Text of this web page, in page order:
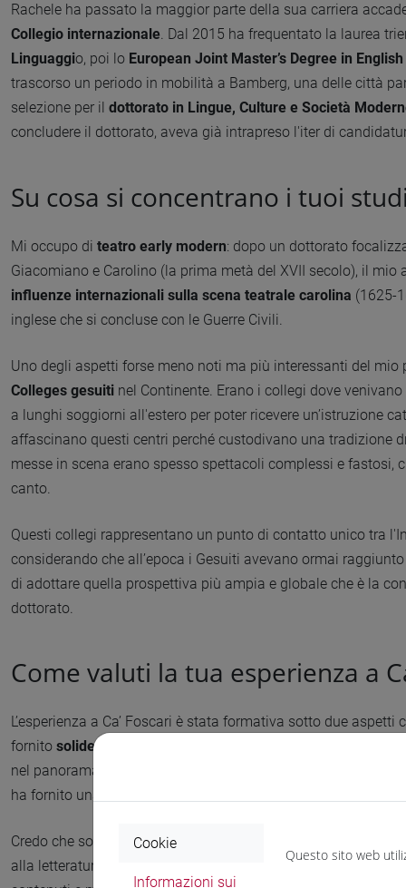
Rachele ha passato la maggior parte della sua carriera
Collegio internazionale. Dal 2015 ha frequentato la laurea
Linguaggio, poi lo European Joint Master’s Degree in
trascorso un periodo in mobilità a Bamberg, una delle città
selezione per il dottorato in Lingue, Culture e Società
concludere il dottorato, aveva già intrapreso l'iter di
Su cosa si concentrano i tuoi
Mi occupo di teatro early modern: dopo un dottorato
Giacomiano e Carolino (la prima metà del XVII secolo), il
influenze internazionali sulla scena teatrale carolina (1625-
inglese che si concluse con le Guerre Civili.
Uno degli aspetti forse meno noti ma più interessanti del
Colleges gesuiti nel Continente. Erano i collegi dove
a lunghi soggiorni all'estero per poter ricevere un’istruzione
affascinano questi centri perché custodivano una tradizione
messe in scena erano spesso spettacoli complessi e fastosi,
canto.
Questi collegi rappresentano un punto di contatto unico tra
considerando che all’epoca i Gesuiti avevano ormai
di adottare quella prospettiva più ampia e globale che è la
dottorato.
Come valuti la tua esperienza a
L’esperienza a Ca’ Foscari è stata formativa sotto due
fornito solide basi metodologiche:
nel panorama europeo. Mentre all'estero si prediligono
ha fornito una
Credo che soprattutto il programma magistrale abbia fatto la
alla letteratura inglese nel corso di due anni, sia a Venezia
Cookie
Informazioni sui
Questo sito web